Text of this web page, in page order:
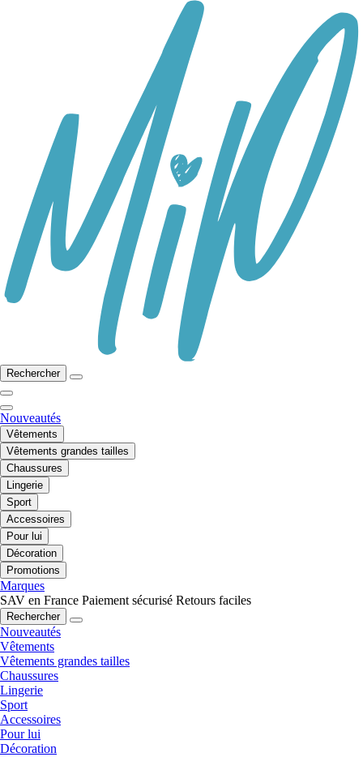
Rechercher
Nouveautés
Vêtements
Vêtements grandes tailles
Chaussures
Lingerie
Sport
Accessoires
Pour lui
Décoration
Promotions
Marques
SAV en France Paiement sécurisé Retours faciles
Rechercher
Nouveautés
Vêtements
Vêtements grandes tailles
Chaussures
Lingerie
Sport
Accessoires
Pour lui
Décoration